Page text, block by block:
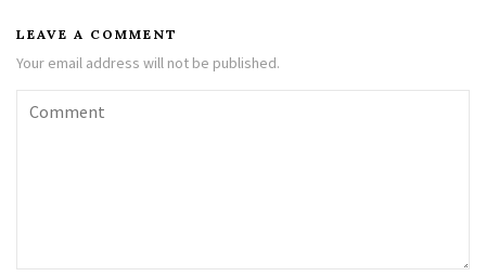
LEAVE A COMMENT
Your email address will not be published.